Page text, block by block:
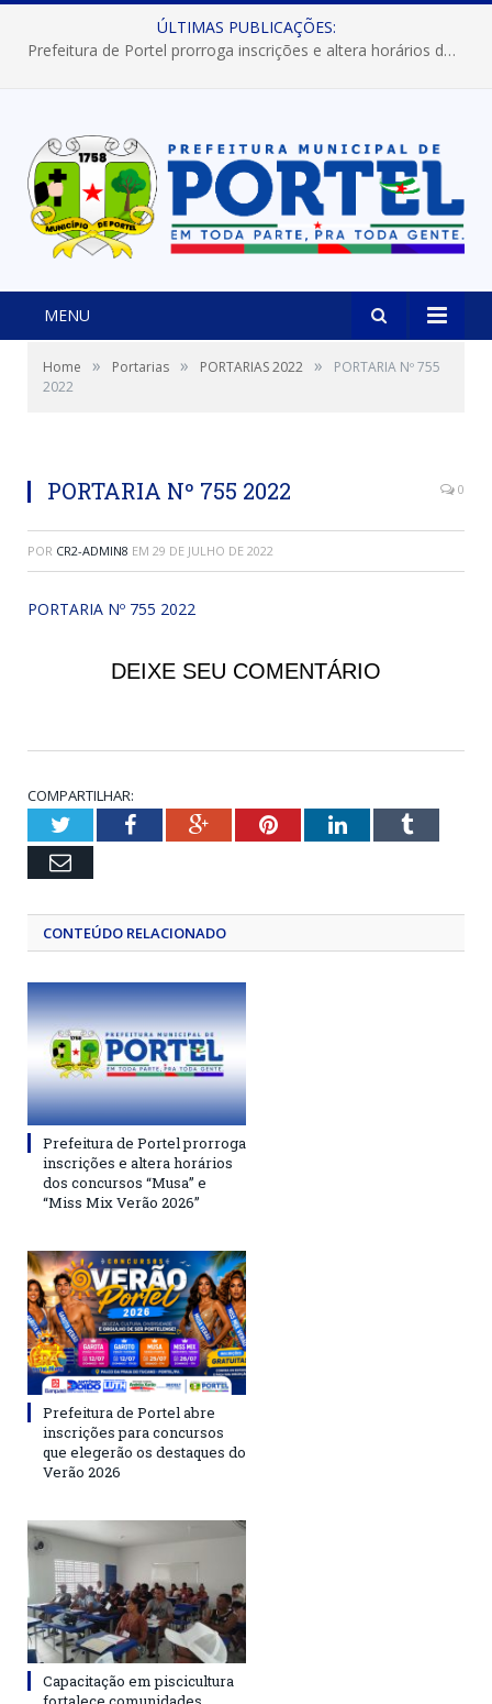
ÚLTIMAS PUBLICAÇÕES:
Prefeitura de Portel prorroga inscrições e altera horários dos concursos “Musa” e “Miss Mix Verão 2026”
MENU
Home » Portarias » PORTARIAS 2022 »
PORTARIA Nº 755
2022
PORTARIA Nº 755 2022 0
POR CR2-ADMIN8 EM 29 DE JULHO DE 2022
PORTARIA Nº 755 2022
DEIXE SEU COMENTÁRIO
COMPARTILHAR:
TwitterFacebookGoogle+PinterestLinkedInTumblr
Email
CONTEÚDO RELACIONADO
Prefeitura de Portel prorroga
inscrições e altera horários
dos concursos “Musa” e
“Miss Mix Verão 2026”
Prefeitura de Portel abre
inscrições para concursos
que elegerão os destaques do
Verão 2026
Capacitação em piscicultura